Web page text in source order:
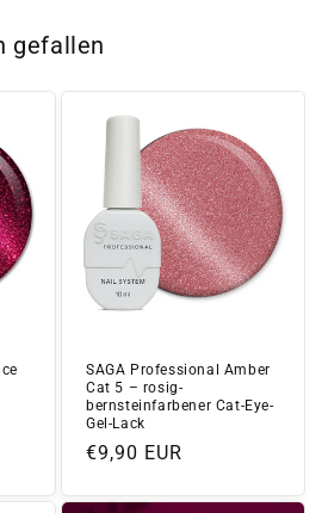
gefallen
SAGA Professional Amber
Cat 5 – rosig-
bernsteinfarbener Cat-Eye-
Gel-Lack
Normaler
€9,90 EUR